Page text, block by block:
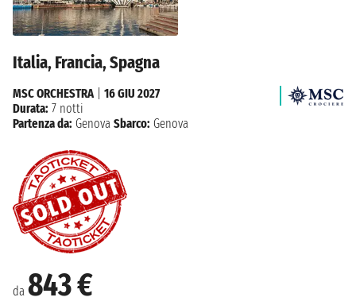
Italia, Francia, Spagna
da 843 €
MSC ORCHESTRA| 16 GIU 2027
Durata: 7 notti
Partenza da: Genova Sbarco: Genova